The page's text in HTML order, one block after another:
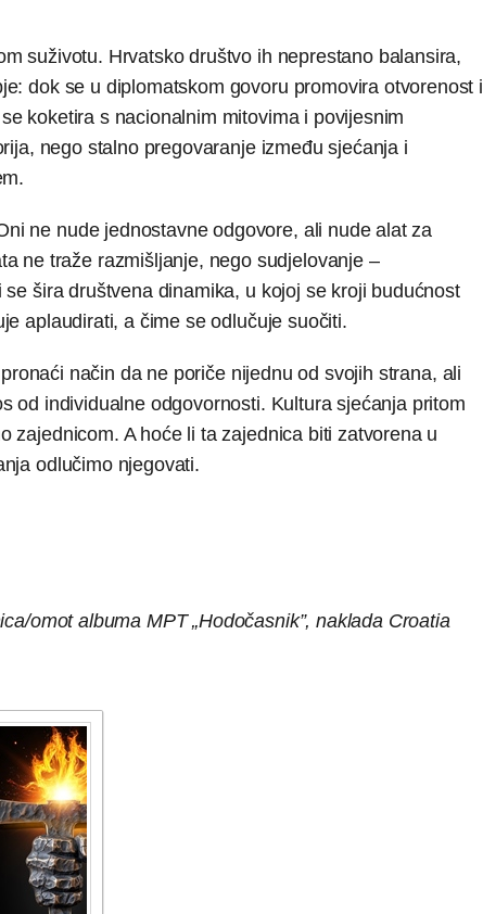
suživotu. Hrvatsko društvo ih neprestano balansira,
dok se u diplomatskom govoru promovira otvorenost i
koketira s nacionalnim mitovima i povijesnim
nego stalno pregovaranje između sjećanja i
ne nude jednostavne odgovore, ali nude alat za
ne traže razmišljanje, nego sudjelovanje –
šira društvena dinamika, u kojoj se kroji budućnost
aplaudirati, a čime se odlučuje suočiti.
način da ne poriče nijednu od svojih strana, ali
od individualne odgovornosti. Kultura sjećanja pritom
zajednicom. A hoće li ta zajednica biti zatvorena u
odlučimo njegovati.
omot albuma MPT „Hodočasnik”, naklada Croatia